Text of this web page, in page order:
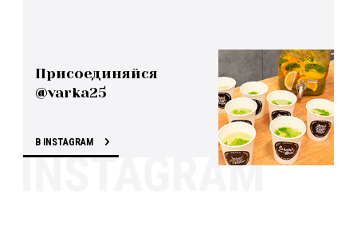
Присоединяйся
@varka25
В INSTAGRAM